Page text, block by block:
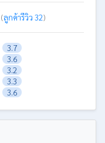
(ลูกค้ารีวิว 32)
3.7
3.6
3.2
3.3
3.6